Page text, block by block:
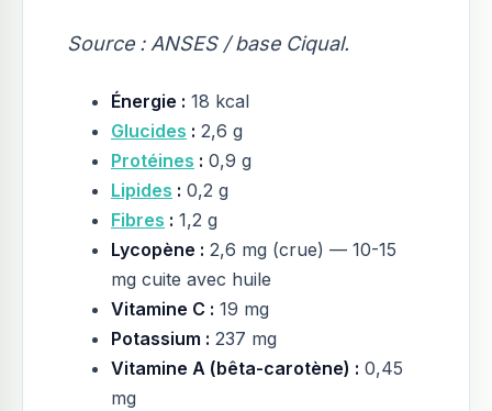
Source : ANSES / base Ciqual.
Énergie : 18 kcal
Glucides : 2,6 g
Protéines : 0,9 g
Lipides : 0,2 g
Fibres : 1,2 g
Lycopène : 2,6 mg (crue) — 10-15
mg cuite avec huile
Vitamine C : 19 mg
Potassium : 237 mg
Vitamine A (bêta-carotène) : 0,45
mg